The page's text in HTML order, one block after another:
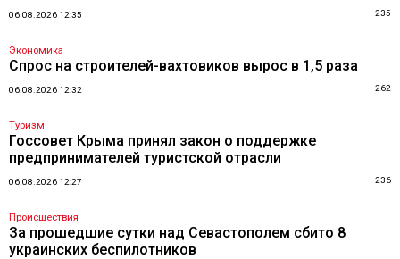
06.08.2026 12:35 235
Экономика
Спрос на строителей-вахтовиков вырос в 1,5 раза
06.08.2026 12:32 262
Туризм
Госсовет Крыма принял закон о поддержке
предпринимателей туристской отрасли
06.08.2026 12:27 236
Происшествия
За прошедшие сутки над Севастополем сбито 8
украинских беспилотников